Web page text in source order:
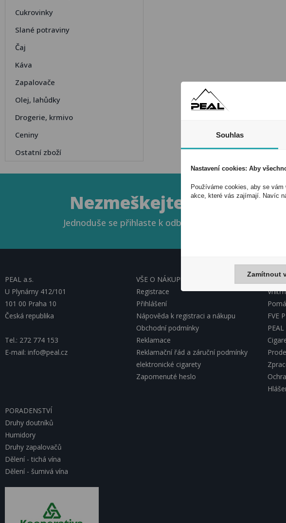
Cukrovinky
Slané potraviny
Čaj
Káva
Zapalovače
Olej, lahůdky
Drogerie, krmivo
Ceniny
Ostatní zboží
Nezmeškejte naše akce
Jednoduše se přihlaste k odběru novinek a využijte
PEAL a.s.
U Plynárny 412/101
101 00 Praha 10
Česká republika
Tel.: 272 774 153
E-mail: info@peal.cz
VŠE O NÁKUPU, ESHOP
Registrace
Přihlášení
Nápověda k registraci a nákupu
Obchodní podmínky
Reklamace
Reklamační řád a záruční podmínky
elektronické cigarety
Zapomenuté heslo
FVE
PORADENSTVÍ
Druhy doutníků
Humidory
Druhy zapalovačů
Dělení - tichá vína
Dělení - šumivá vína
Souhlas
Nastavení cookies: Aby
Používáme cookies, aby se
akce, které vás zajímají. Navíc
Zamítnout